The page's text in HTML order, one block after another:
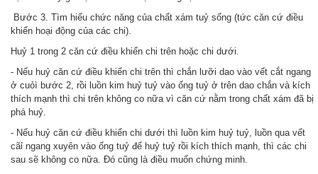
Bước 3. Tìm hiểu chức năng của chất xám tuỷ sống (tức căn cứ điều
khiển hoại động của các chi).
Huỷ 1 trong 2 căn cứ điều khiển chi trên hoặc chi dưới
- Nếu huỷ căn cứ điều khiển chi trên thì chắn lưỡi dao vào vết cắt ngang
ở cuỏì bước 2, rồi luồn kim huỷ tuỷ vào ống tuỷ ở trên dao chắn và kích
thích mạnh thì chi trên không co nữa vì căn cứ nằm trong chất xám đã bị
phá huỷ.
- Nếu huỷ căn cứ điều khiển chi dưới thì luồn kim huỷ tuỷ, luồn qua vết
cãỉ ngang xuyên vào ống tuỷ để huỷ tuỷ rồi kích thích mạnh, thì các chi
sau sẽ không co nữa. Đó cũng là điều muốn chứng minh.